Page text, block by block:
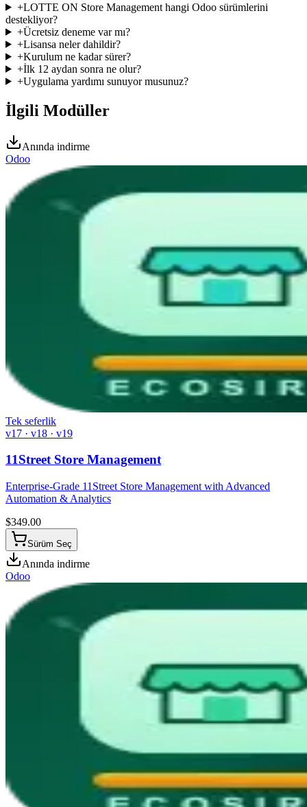
+LOTTE ON Store Management hangi Odoo sürümlerini
destekliyor?
+Ücretsiz deneme var mı?
+Lisansa neler dahildir?
+Kurulum ne kadar sürer?
+İlk 12 aydan sonra ne olur?
+Uygulama yardımı sunuyor musunuz?
İlgili Modüller
Anında indirme
Odoo
Tek seferlik
v17 · v18 · v19
11Street Store Management
Enterprise-Grade 11Street Store Management with Advanced
Automation & Analytics
$349.00
Sürüm Seç
Anında indirme
Odoo